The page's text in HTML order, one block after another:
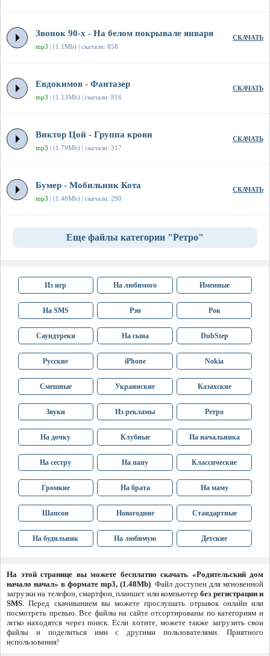
Звонок 90-х - На белом покрывале января
mp3 | (1.1Mb) | скачали: 858
СКАЧАТЬ
Евдокимов - Фантазер
mp3 | (1.13Mb) | скачали: 816
СКАЧАТЬ
Виктор Цой - Группа крови
mp3 | (1.79Mb) | скачали: 317
СКАЧАТЬ
Бумер - Мобильник Кота
mp3 | (1.48Mb) | скачали: 290
СКАЧАТЬ
Еще файлы категории "Ретро"
Из игр На любимого Именные
На SMS Рэп Рок
Саундтреки На сына DubStep
Русские iPhone Nokia
Смешные Украинские Казахские
Звуки Из рекламы Ретро
На дочку Клубные На начальника
На сестру На папу Классические
Громкие На брата На маму
Шансон Новогодние Стандартные
На будильник На любимую Детские
На этой странице вы можете бесплатно скачать «Родительский дом
начало начал» в формате mp3, (1.48Mb). Файл доступен для мгновенной
загрузки на телефон, смартфон, планшет или компьютербез регистрации и
SMS. Перед скачиванием вы можете прослушать отрывок онлайн или
посмотреть превью. Все файлы на сайте отсортированы по категориям и
легко находятся через поиск. Если хотите, можете также загрузить свои
файлы и поделиться ими с другими пользователями. Приятного
использования!